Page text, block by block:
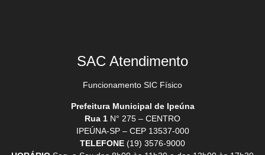
SAC Atendimento
Funcionamento SIC Físico
Prefeitura Municipal de Ipeúna
Rua 1 N° 275 – CENTRO
IPEÚNA-SP – CEP 13537-000
TELEFONE (19) 3576-9000